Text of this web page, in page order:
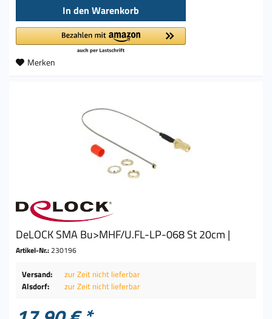
In den Warenkorb
Merken
DeLOCK SMA Bu>MHF/U.FL-LP-068 St 20cm |
Artikel-Nr.:230196
Versand:
zur Zeit nicht lieferbar
Alsdorf:
zur Zeit nicht lieferbar